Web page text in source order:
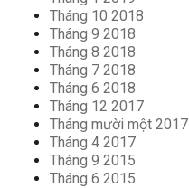
Tháng 10 2018
Tháng 9 2018
Tháng 8 2018
Tháng 7 2018
Tháng 6 2018
Tháng 12 2017
Tháng mười một 2017
Tháng 4 2017
Tháng 9 2015
Tháng 6 2015